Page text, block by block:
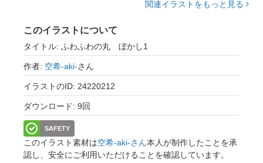
関連イラストをもっと見る
このイラストについて
タイトル: ふわふわの丸 ぼかし1
作者: 空希-aki-さん
イラストのID: 24220212
ダウンロード: 9回
SAFETY
このイラスト素材は空希-aki-さん本人が制作したことを承
認し、安全にご利用いただけることを確認しています。